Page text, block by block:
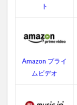
4.1
ハン
ー・
ゲー
感想
ト
Amazon プライ
ムビデオ